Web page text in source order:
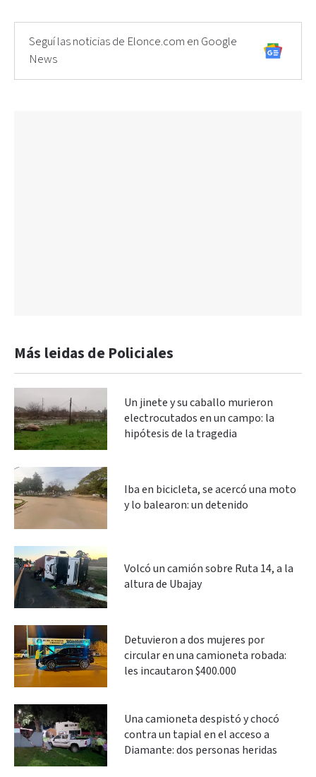
Seguí las noticias de Elonce.com en Google
News
Más leidas de Policiales
Un jinete y su caballo murieron
electrocutados en un campo: la
hipótesis de la tragedia
Iba en bicicleta, se acercó una moto
y lo balearon: un detenido
Volcó un camión sobre Ruta 14, a la
altura de Ubajay
Detuvieron a dos mujeres por
circular en una camioneta robada:
les incautaron $400.000
Una camioneta despistó y chocó
contra un tapial en el acceso a
Diamante: dos personas heridas